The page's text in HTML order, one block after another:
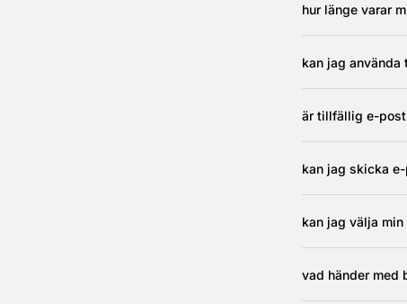
hur länge varar
kan jag
är tillfällig e-post
kan jag skicka
kan jag välja
vad händer med